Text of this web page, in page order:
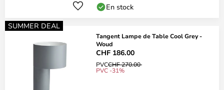
En stock
SUMMER DEAL
Tangent Lampe de Table Cool Grey -
Woud
CHF 186.00
PVCCHF 270.00
PVC -31%